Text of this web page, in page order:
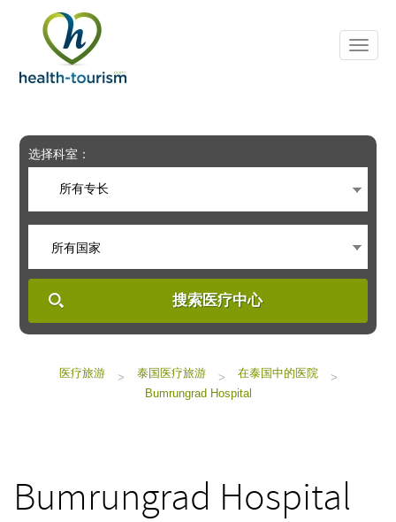
includes
system.
选择科室：
所有专长
所有国家
搜索医疗中心
医疗旅游 > 泰国医疗旅游 > 在泰国中的医院
>
Bumrungrad Hospital
Bumrungrad Hospital